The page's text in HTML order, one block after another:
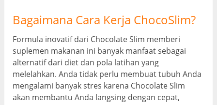
Bagaimana Cara Kerja ChocoSlim?
Formula inovatif dari Chocolate Slim memberi
suplemen makanan ini banyak manfaat sebagai
alternatif dari diet dan pola latihan yang
melelahkan. Anda tidak perlu membuat tubuh Anda
mengalami banyak stres karena Chocolate Slim
akan membantu Anda langsing dengan cepat,